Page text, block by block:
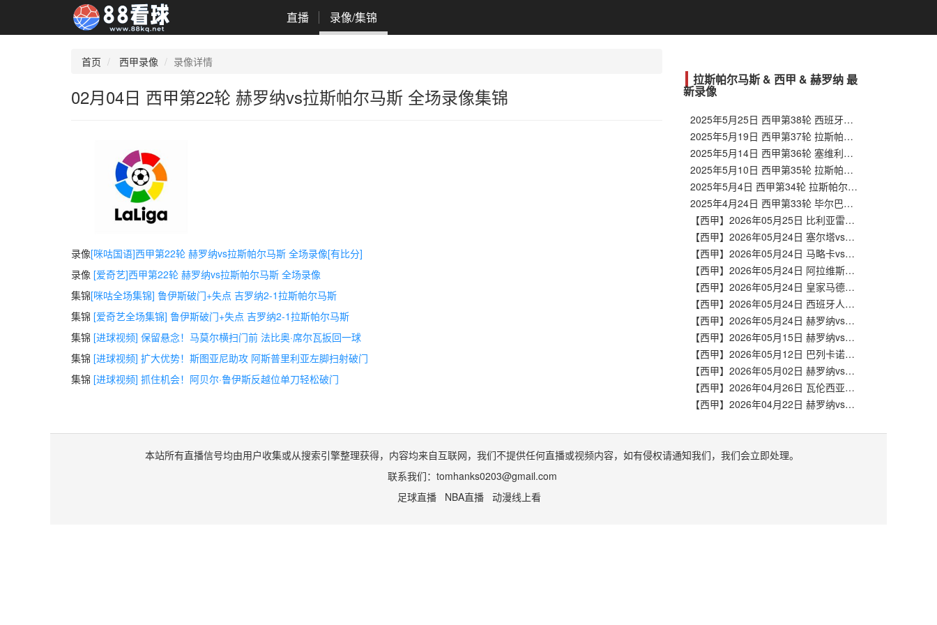
直播 录像/集锦
首页 西甲录像 录像详情
02月04日 西甲第22轮 赫罗纳vs拉斯帕尔马斯 全场录像集锦
录像[咪咕国语]西甲第22轮 赫罗纳vs拉斯帕尔马斯 全场录像[有比分]
录像 [爱奇艺]西甲第22轮 赫罗纳vs拉斯帕尔马斯 全场录像
集锦[咪咕全场集锦] 鲁伊斯破门+失点 吉罗纳2-1拉斯帕尔马斯
集锦 [爱奇艺全场集锦] 鲁伊斯破门+失点 吉罗纳2-1拉斯帕尔马斯
集锦 [进球视频] 保留悬念！马莫尔横扫门前 法比奥·席尔瓦扳回一球
集锦 [进球视频] 扩大优势！斯图亚尼助攻 阿斯普里利亚左脚扫射破门
集锦 [进球视频] 抓住机会！阿贝尔·鲁伊斯反越位单刀轻松破门
拉斯帕尔马斯 & 西甲 & 赫罗纳 最
新录像
2025年5月25日 西甲第38轮 西班牙人vs拉斯帕尔马斯 全场录像回放
2025年5月19日 西甲第37轮 拉斯帕尔马斯vs莱加内斯 全场录像回放
2025年5月14日 西甲第36轮 塞维利亚vs拉斯帕尔马斯 全场录像回放
2025年5月10日 西甲第35轮 拉斯帕尔马斯vs巴列卡诺 全场录像回放
2025年5月4日 西甲第34轮 拉斯帕尔马斯vs瓦伦西亚 全场录像回放
2025年4月24日 西甲第33轮 毕尔巴鄂竞技vs拉斯帕尔马斯 全场录像回放
【西甲】2026年05月25日 比利亚雷亚尔vs马德里竞技 全场录像在线回放
【西甲】2026年05月24日 塞尔塔vs塞维利亚 全场录像在线回放
【西甲】2026年05月24日 马略卡vs皇家奥维耶多 全场录像在线回放
【西甲】2026年05月24日 阿拉维斯vs巴列卡诺 全场录像在线回放
【西甲】2026年05月24日 皇家马德里vs毕尔巴鄂竞技 全场录像在线回放
【西甲】2026年05月24日 西班牙人vs皇家社会 全场录像在线回放
【西甲】2026年05月24日 赫罗纳vs埃尔切 全场录像在线回放
【西甲】2026年05月15日 赫罗纳vs皇家社会 全场录像在线回放
【西甲】2026年05月12日 巴列卡诺vs赫罗纳 全场录像在线回放
【西甲】2026年05月02日 赫罗纳vs马略卡 全场录像在线回放
【西甲】2026年04月26日 瓦伦西亚vs赫罗纳 全场录像在线回放
【西甲】2026年04月22日 赫罗纳vs皇家贝蒂斯 全场录像在线回放
本站所有直播信号均由用户收集或从搜索引擎整理获得，内容均来自互联网，我们不提供任何直播或视频内容，如有侵权请通知我们，我们会立即处理。
联系我们： tomhanks0203@gmail.com
足球直播
NBA直播 动漫线上看